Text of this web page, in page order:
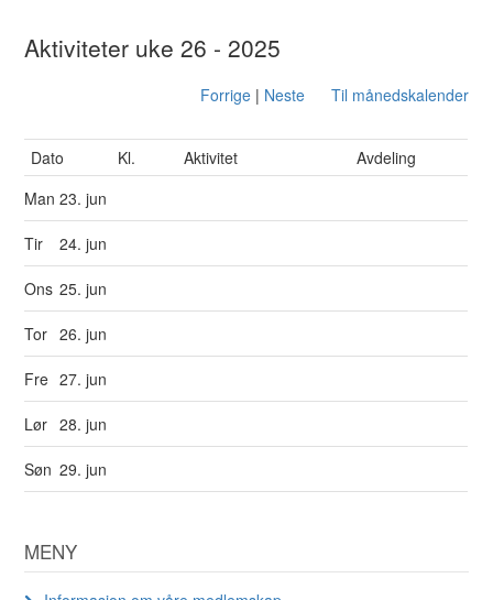
Aktiviteter uke 26 - 2025
Forrige| Neste Til månedskalender
Dato Kl. Aktivitet
Avdeling
Man23. jun
Tir 24. jun
Ons 25. jun
Tor 26. jun
Fre 27. jun
Lør 28. jun
Søn 29. jun
MENY